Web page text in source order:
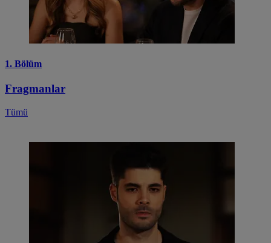
1. Bölüm
Fragmanlar
Tümü